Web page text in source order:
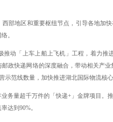
部地区和重要枢纽节点，引导各地加
。
推动「上车上船上飞机」工程，着力推
邮政快递网络的深度融合，带动相关产
示范线数量，加快推进湖北国际物流核
务量超千万件的「快递+」金牌项目。
达到90%。